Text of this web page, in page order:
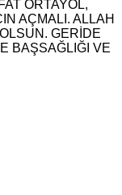
ORTAYOL,
AÇMALI. ALLAH
GERİDE
BAŞSAĞLIĞI VE